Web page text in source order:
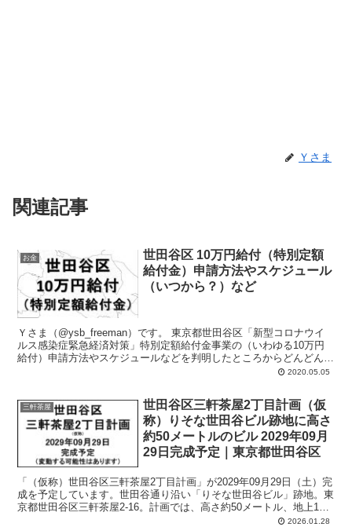
Ｙさま
関連記事
お金
世田谷区 10万円給付（特別定額
給付金）申請方法やスケジュール
（いつから？）など
Ｙさま（@ysb_freeman）です。 東京都世田谷区「新型コロナウイ
ルス感染症緊急経済対策」特別定額給付金事業の（いわゆる10万円
給付）申請方法やスケジュールなどを判明したところからどんどんア
2020.05.05
三軒茶屋
世田谷区三軒茶屋2丁目計画（仮
称）りそな世田谷ビル跡地に高さ
約50メートルのビル 2029年09月
29日完成予定｜東京都世田谷区
「（仮称）世田谷区三軒茶屋2丁目計画」が2029年09月29日（土）完
成を予定しています。世田谷通り沿い「りそな世田谷ビル」跡地。東
京都世田谷区三軒茶屋2-16。計画では、高さ約50メートル、地上12
階、地下1階、延床面積：約9,998平方メートル、建物用途：共同住
2026.01.28